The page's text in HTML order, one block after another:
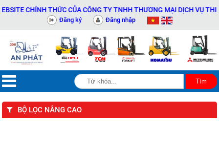
CHÍNH THỨC CỦA CÔNG TY TNHH THƯƠNG MẠI DỊCH VỤ THIẾT
Đăng ký Đăng nhập
BỘ LỌC NÂNG CAO